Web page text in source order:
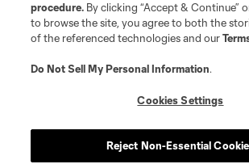
©2026 MLS. El nombre y escudo de la Major
marcas registradas de League Soccer, L.L.C.
de los equipos de la MLS están registrados y son
desautorizado está prohibido.
procedure. By clicking “Accept & Continue”
to browse the site, you agree to both the
of the referenced technologies and our
Do Not Sell My Personal Information.
Cookies Settings
Reject Non-Essential